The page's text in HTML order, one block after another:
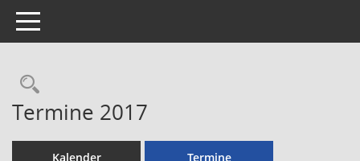
Toggle navigation
Rechercheauswahl
Termine 2017
Kalender Termine